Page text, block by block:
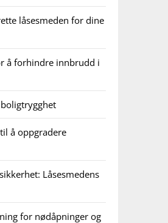
låsesmeden for dine
å forhindre innbrudd i
å oppgradere
Låsesmedens
for nødåpninger og